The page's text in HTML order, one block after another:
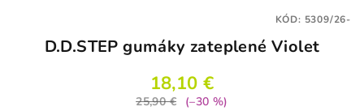
D.D.STEP gumáky zateplené Violet
18,10 €
25,90 €
(–30 %)
KÓD: 5309/26-